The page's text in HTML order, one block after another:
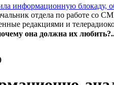
информационную блокаду,
отдела по работе со
редакциями и
она должна их